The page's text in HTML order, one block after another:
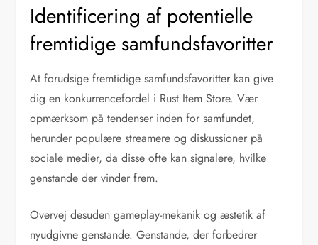
Identificering af potentielle
fremtidige samfundsfavoritter
At forudsige fremtidige samfundsfavoritter kan give
dig en konkurrencefordel i Rust Item Store. Vær
opmærksom på tendenser inden for samfundet,
herunder populære streamere og diskussioner på
sociale medier, da disse ofte kan signalere, hvilke
genstande der vinder frem.
Overvej desuden gameplay-mekanik og æstetik af
nyudgivne genstande. Genstande, der forbedrer